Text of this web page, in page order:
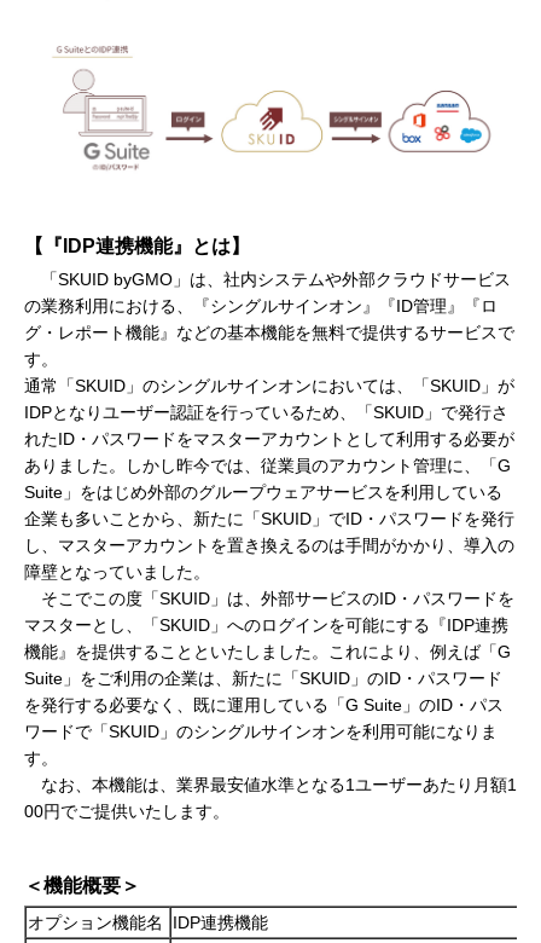
【『IDP連携機能』とは】
「SKUID byGMO」は、社内システムや外部クラウドサービス
の業務利用における、『シングルサインオン』『ID管理』『ロ
グ・レポート機能』などの基本機能を無料で提供するサービスで
す。
通常「SKUID」のシングルサインオンにおいては、「SKUID」が
IDPとなりユーザー認証を行っているため、「SKUID」で発行さ
れたID・パスワードをマスターアカウントとして利用する必要が
ありました。しかし昨今では、従業員のアカウント管理に、「G
Suite」をはじめ外部のグループウェアサービスを利用している
企業も多いことから、新たに「SKUID」でID・パスワードを発行
し、マスターアカウントを置き換えるのは手間がかかり、導入の
障壁となっていました。
そこでこの度「SKUID」は、外部サービスのID・パスワードを
マスターとし、「SKUID」へのログインを可能にする『IDP連携
機能』を提供することといたしました。これにより、例えば「G
Suite」をご利用の企業は、新たに「SKUID」のID・パスワード
を発行する必要なく、既に運用している「G Suite」のID・パス
ワードで「SKUID」のシングルサインオンを利用可能になりま
す。
なお、本機能は、業界最安値水準となる1ユーザーあたり月額1
00円でご提供いたします。
＜機能概要＞
オプション機能名
IDP連携機能